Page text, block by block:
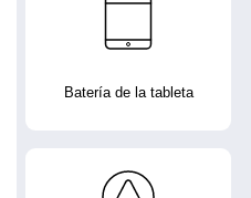
Batería de la tableta